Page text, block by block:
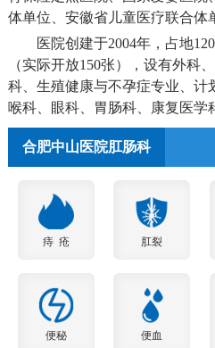
体单位、安徽省儿童医疗联合体
医院创建于2004年，占地
（实际开放150张），设有外科
科、生殖健康与不孕症专业、计
喉科、眼科、胃肠科、康复医学
合肥中山医院肛肠科
痔 疮 肛裂
便秘 便血